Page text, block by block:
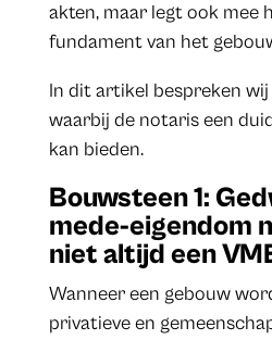
akten, maar legt ook mee
fundament van het
In dit artikel bespreken
waarbij de notaris een
kan bieden.
Bouwsteen 1:
mede-eigendom
niet altijd een
Wanneer een gebouw
privatieve en